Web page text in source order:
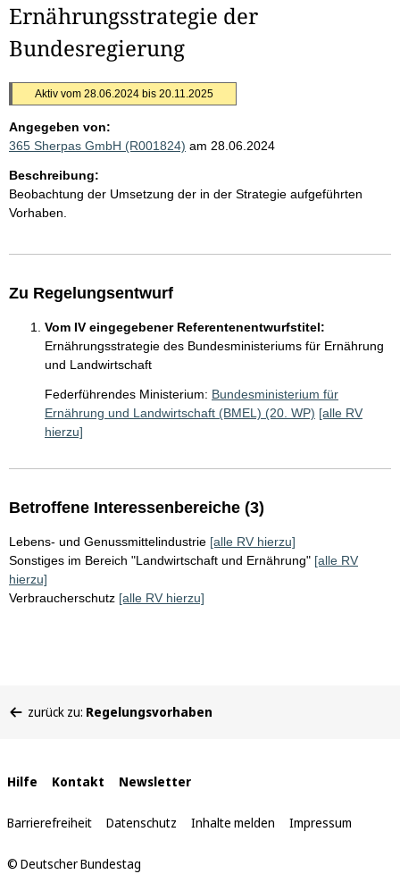
Ernährungsstrategie der
Bundesregierung
Aktiv vom 28.06.2024 bis 20.11.2025
Angegeben von:
365 Sherpas GmbH (R001824) am 28.06.2024
Beschreibung:
Beobachtung der Umsetzung der in der Strategie aufgeführten
Vorhaben.
Zu Regelungsentwurf
Vom IV eingegebener Referentenentwurfstitel:
Ernährungsstrategie des Bundesministeriums für Ernährung
und Landwirtschaft
Federführendes Ministerium: Bundesministerium für
Ernährung und Landwirtschaft (BMEL) (20. WP) [alle RV
hierzu]
Betroffene Interessenbereiche (3)
Lebens- und Genussmittelindustrie [alle RV hierzu]
Sonstiges im Bereich "Landwirtschaft und Ernährung" [alle RV
hierzu]
Verbraucherschutz [alle RV hierzu]
befinden
zurück zu: Regelungsvorhaben
Interne
Links
Hilfe Kontakt Newsletter
Barrierefreiheit Datenschutz Inhalte melden Impressum
© Deutscher Bundestag